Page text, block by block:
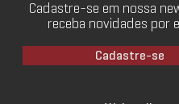
Cadastre-se em nossa
receba novidades por
Cadastre-se